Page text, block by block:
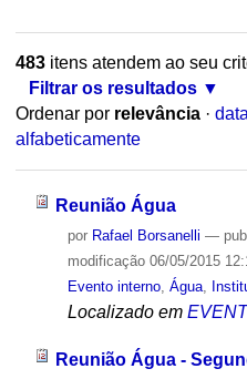
483itens atendem ao seu
Filtrar os resultados
Ordenar por relevância ·
alfabeticamente
Reunião Água
por Rafael Borsanelli —
modificação06/05/2015
Evento interno, Água,
Localizado em
Reunião Água -